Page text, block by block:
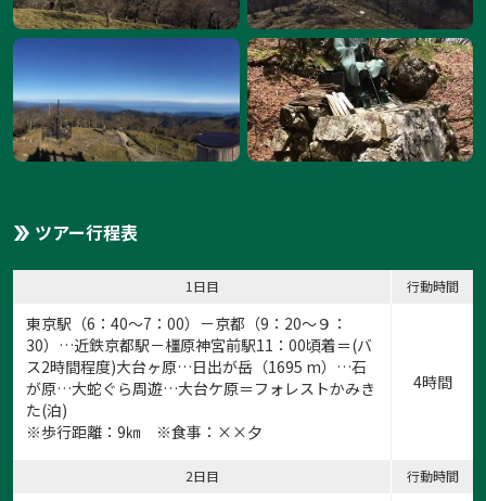
ツアー行程表
1日目 行動時間
東京駅（6：40～7：00）－京都（9：20～９：
30）…近鉄京都駅－橿原神宮前駅11：00頃着＝(バ
ス2時間程度)大台ヶ原…日出が岳（1695 m）…石
が原…大蛇ぐら周遊…大台ケ原＝フォレストかみき
た(泊)
※歩行距離：9㎞ ※食事：××夕
4時間
2日目 行動時間